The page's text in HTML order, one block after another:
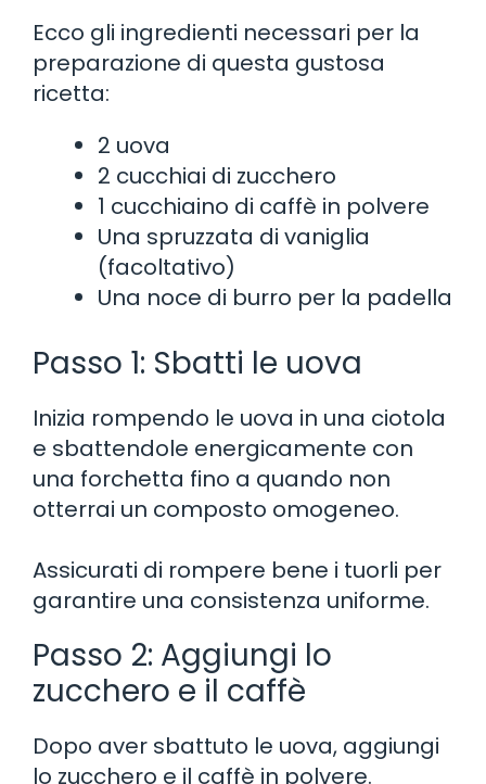
Ecco gli ingredienti necessari per la
preparazione di questa gustosa
ricetta:
2 uova
2 cucchiai di zucchero
1 cucchiaino di caffè in polvere
Una spruzzata di vaniglia
(facoltativo)
Una noce di burro per la padella
Passo 1: Sbatti le uova
Inizia rompendo le uova in una ciotola
e sbattendole energicamente con
una forchetta fino a quando non
otterrai un composto omogeneo.
Assicurati di rompere bene i tuorli per
garantire una consistenza uniforme.
Passo 2: Aggiungi lo
zucchero e il caffè
Dopo aver sbattuto le uova, aggiungi
lo zucchero e il caffè in polvere.